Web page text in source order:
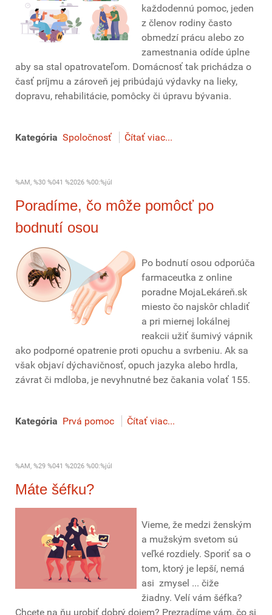
každodennú pomoc, jeden
z členov rodiny často
obmedzí prácu alebo zo
zamestnania odíde úplne
aby sa stal opatrovateľom. Domácnosť tak prichádza o
časť príjmu a zároveň jej pribúdajú výdavky na lieky,
dopravu, rehabilitácie, pomôcky či úpravu bývania.
Kategória Spoločnosť Čítať viac...
%AM, %30 %041 %2026 %00:%júl
Poradíme, čo môže pomôcť po
bodnutí osou
Po bodnutí osou odporúča
farmaceutka z online
poradne MojaLekáreň.sk
miesto čo najskôr chladiť
a pri miernej lokálnej
reakcii užiť šumivý vápnik
ako podporné opatrenie proti opuchu a svrbeniu. Ak sa
však objaví dýchavičnosť, opuch jazyka alebo hrdla,
závrat či mdloba, je nevyhnutné bez čakania volať 155.
Kategória Prvá pomoc Čítať viac...
%AM, %29 %041 %2026 %00:%júl
Máte šéfku?
Vieme, že medzi ženským
a mužským svetom sú
veľké rozdiely. Sporiť sa o
tom, ktorý je lepší, nemá
asi zmysel ... čiže
žiadny. Velí vám šéfka?
Chcete na ňu urobiť dobrý dojem? Prezradíme vám, čo si